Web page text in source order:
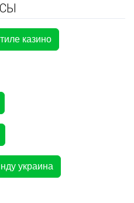
казино
украина